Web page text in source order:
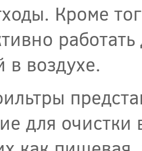
Кроме
в воздухе.
для